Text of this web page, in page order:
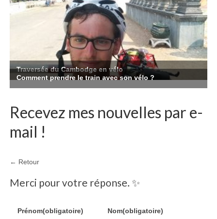
Recevez mes nouvelles par e-
mail !
← Retour
Merci pour votre réponse. ✨
Prénom(obligatoire) Nom(obligatoire)